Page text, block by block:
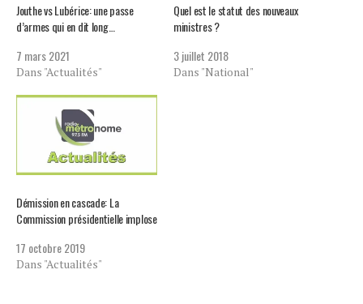
Jouthe vs Lubérice: une passe
d’armes qui en dit long…
7 mars 2021
Dans "Actualités"
Quel est le statut des nouveaux
ministres ?
3 juillet 2018
Dans "National"
Démission en cascade: La
Commission présidentielle implose
17 octobre 2019
Dans "Actualités"